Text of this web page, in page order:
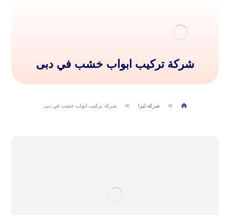
شركة تركيب ابواب خشب في دبى
شركة ليزا شركة تركيب ابواب خشب في دبى